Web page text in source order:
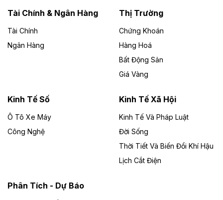
Lai
Bốn doanh nghiệp có sự góp vốn của Công ty Cổ
phần Tập đoàn Đức Long Gia Lai (HoSE: DLG) được
Gia Lai với tổng vốn hơn 4.750 tỷ đồng.
Đồng Nai cho thuê gần 59 ha đất làm khu
công nghiệp ở Long Thành
UBND TP Đồng Nai cho Công ty Amata thuê gần 59 ha
đất để đầu tư khu công nghiệp công nghệ cao Long
Đề xuất hỗ trợ 20.000 tỷ đồng làm cao tốc
Tài Chính & Ngân Hàng
Tài Chính
Ngân Hàng
Thị Trường
Chứng Khoán
Hàng Hoá
Bất Động Sản
Giá Vàng
Kinh Tế Số
Ô Tô Xe Máy
Công Nghệ
Kinh Tế Xã Hội
Kinh Tế Và Pháp Luật
Đời Sống
Thời Tiết Và Biến Đổi Khí Hậu
Lịch Cắt Điện
Phân Tích - Dự Báo